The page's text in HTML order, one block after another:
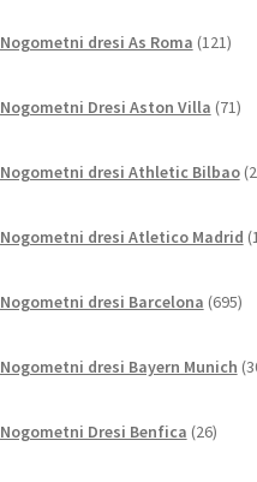
Nogometni dresi As Roma 121
Nogometni Dresi Aston Villa 71
Nogometni dresi Athletic Bilbao
Nogometni dresi Atletico Madrid
Nogometni dresi Barcelona 695
Nogometni dresi Bayern Munich
Nogometni Dresi Benfica 26